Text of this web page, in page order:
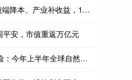
杠杆炒股怎么收费 负债端降本、产业补收益，11万亿兴业银行2026半年工作会把脉扩表不增收新解法
安，市值重返万亿元
股票配资. 慕尼黑再保险：今年上半年全球自然灾害造成的损失估计近1120亿美元